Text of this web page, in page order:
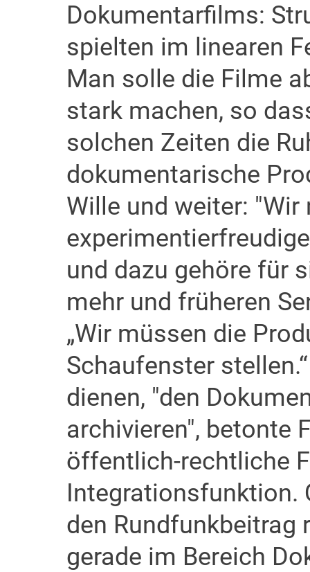
Dokumentarfilms:
spielten im linearen
Man solle die Filme
stark machen, so
solchen Zeiten die
dokumentarische
Wille und weiter: "Wir
und dazu gehöre für
mehr und früheren
„Wir müssen die
Schaufenster
dienen, "den
archivieren", betonte
öffentlich-rechtliche
Integrationsfunktion.
den
gerade im Bereich